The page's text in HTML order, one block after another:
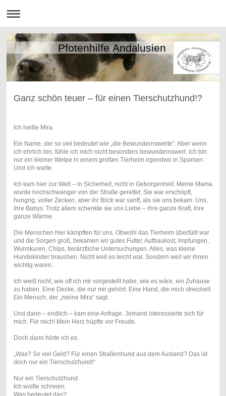
Pfotenhilfe Andalusien
Ganz schön teuer – für einen Tierschutzhund!?
Ich heiße Mira.
Ein Name, der so viel bedeutet wie „die Bewundernswerte“. Aber wenn
ich ehrlich bin, fühle ich mich nicht besonders bewundernswert. Ich bin
nur ein kleiner Welpe in einem großen Tierheim irgendwo in Spanien.
Und ich warte.
Ich kam hier zur Welt – in Sicherheit, nicht in Geborgenheit. Meine Mama
wurde hochschwanger von der Straße gerettet. Sie war erschöpft,
hungrig, voller Zecken, aber ihr Blick war sanft, als sie uns bekam. Uns,
ihre Babys. Trotz allem schenkte sie uns Liebe – ihre ganze Kraft, ihre
ganze Wärme.
Die Menschen hier kämpften für uns. Obwohl das Tierheim überfüllt war
und die Sorgen groß, bekamen wir gutes Futter, Aufbaukost, Impfungen,
Wurmkuren, Chips, tierärztliche Untersuchungen. Alles, was kleine
Hundekinder brauchen. Nicht weil es leicht war. Sondern weil wir ihnen
wichtig waren.
Ich weiß nicht, wie oft ich mir vorgestellt habe, wie es wäre, ein Zuhause
zu haben. Eine Decke, die nur mir gehört. Eine Hand, die mich streichelt.
Ein Mensch, der „meine Mira“ sagt.
Und dann – endlich – kam eine Anfrage. Jemand interessierte sich für
mich. Für mich! Mein Herz hüpfte vor Freude.
Doch dann hörte ich es.
„Was? So viel Geld? Für einen Straßenhund aus dem Ausland? Das ist
doch nur ein Tierschutzhund!“
Nur ein Tierschutzhund.
Ich wollte schreien.
Was bedeutet das?